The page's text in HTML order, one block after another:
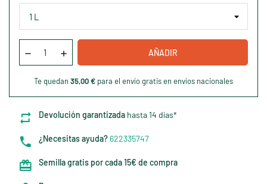
AÑADIR
Te quedan 35,00 € para el envío gratis en envíos nacionales
Devolución garantizada hasta 14 días*
¿Necesitas ayuda?622335747
Semilla gratis por cada 15€ de compra